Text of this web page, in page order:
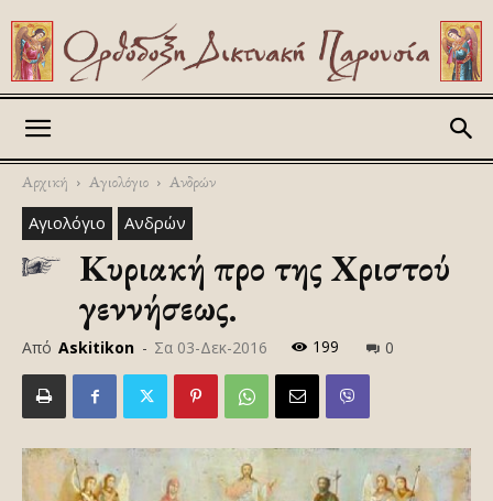
Αρχική Αγιολόγιο Ανδρών
Αγιολόγιο Ανδρών
Κυριακή προ της Χριστού
γεννήσεως.
Από Askitikon - Σα 03-Δεκ-2016 199 0